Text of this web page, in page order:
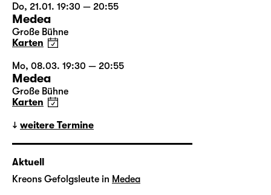
Do, 21.01. 19:30 — 20:55
Medea
Große Bühne
Karten
Mo, 08.03. 19:30 — 20:55
Medea
Große Bühne
Karten
weitere Termine
Aktuell
Kreons Gefolgsleute in Medea